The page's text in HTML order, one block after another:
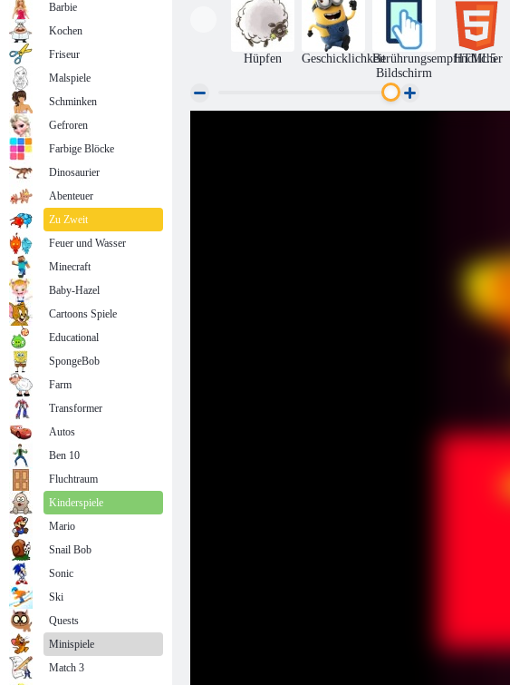
Kiba und
Kumba:
Dschungelchaos
Hüpfen GeschicklichkeitBerührungsempfindlicher
Bildschirm
HTML5
Barbie
Kochen
Friseur
Malspiele
Schminken
Gefroren
Farbige Blöcke
Dinosaurier
Abenteuer
Zu Zweit
Feuer und Wasser
Minecraft
Baby-Hazel
Cartoons Spiele
Educational
SpongeBob
Farm
Transformer
Autos
Ben 10
Fluchtraum
Kinderspiele
Mario
Snail Bob
Sonic
Ski
Quests
Minispiele
Match 3